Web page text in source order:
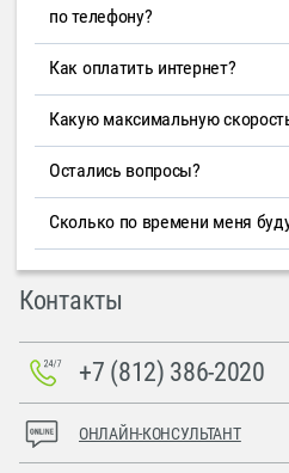
по телефону?
Как оплатить интернет?
Какую максимальную
Остались вопросы?
Сколько по времени меня
Контакты
+7 (812) 386-2020
ОНЛАЙН-КОНСУЛЬТАНТ